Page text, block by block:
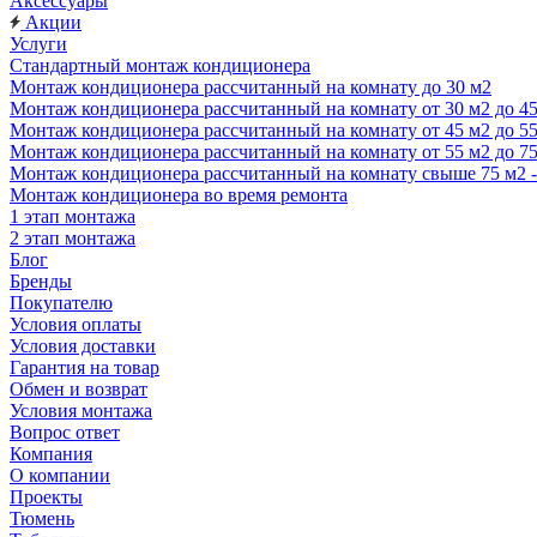
Акции
Услуги
Стандартный монтаж кондиционера
Монтаж кондиционера рассчитанный на комнату до 30 м2
Монтаж кондиционера рассчитанный на комнату от 30 м2 до
Монтаж кондиционера рассчитанный на комнату от 45 м2 до
Монтаж кондиционера рассчитанный на комнату от 55 м2 до
Монтаж кондиционера рассчитанный на комнату свыше 75 м2
Монтаж кондиционера во время ремонта
1 этап монтажа
2 этап монтажа
Блог
Бренды
Покупателю
Условия оплаты
Условия доставки
Гарантия на товар
Обмен и возврат
Условия монтажа
Вопрос ответ
Компания
О компании
Проекты
Тюмень